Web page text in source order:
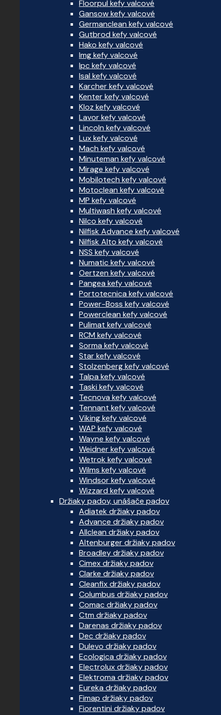
Floorpul kefy valcové
Gansow kefy valcové
Germanclean kefy valcové
Gutbrod kefy valcové
Hako kefy valcové
Img kefy valcové
Ipc kefy valcové
Isal kefy valcové
Karcher kefy valcové
Kenter kefy valcové
Kloz kefy valcové
Lavor kefy valcové
Lincoln kefy valcové
Lux kefy valcové
Mach kefy valcové
Minuteman kefy valcové
Mirage kefy valcové
Mobilotech kefy valcové
Motoclean kefy valcové
MP kefy valcové
Multiwash kefy valcové
Nilco kefy valcové
Nilfisk Advance kefy valcové
Nilfisk Alto kefy valcové
NSS kefy valcové
Numatic kefy valcové
Oertzen kefy valcové
Pangea kefy valcové
Portotecnica kefy valcové
Power-Boss kefy valcové
Powerclean kefy valcové
Pulimat kefy valcové
RCM kefy valcové
Sorma kefy valcové
Star kefy valcové
Stolzenberg kefy valcové
Talpa kefy valcové
Taski kefy valcové
Tecnova kefy valcové
Tennant kefy valcové
Viking kefy valcové
WAP kefy valcové
Wayne kefy valcové
Weidner kefy valcové
Wetrok kefy valcové
Wilms kefy valcové
Windsor kefy valcové
Wizzard kefy valcové
Držiaky padov, unášače padov
Adiatek držiaky padov
Advance držiaky padov
Allclean držiaky padov
Altenburger držiaky padov
Broadley držiaky padov
Cimex držiaky padov
Clarke držiaky padov
Cleanfix držiaky padov
Columbus držiaky padov
Comac držiaky padov
Ctm držiaky padov
Darenas držiaky padov
Dec držiaky padov
Dulevo držiaky padov
Ecologica držiaky padov
Electrolux držiaky padov
Elektroma držiaky padov
Eureka držiaky padov
Fimap držiaky padov
Fiorentini držiaky padov